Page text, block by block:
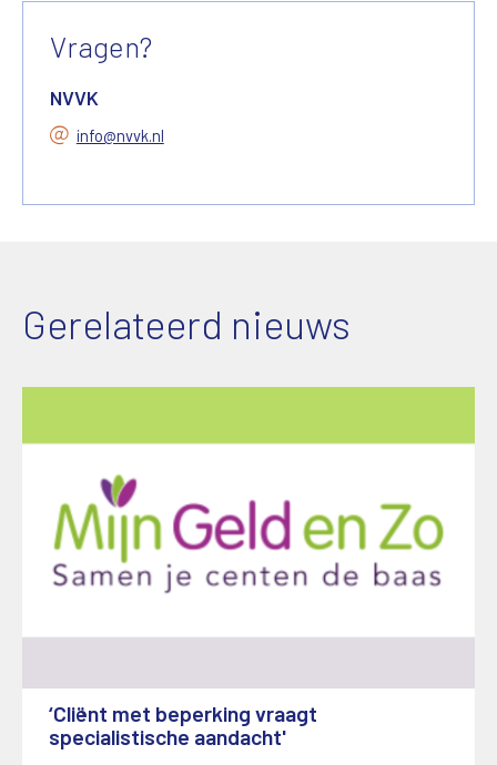
Vragen?
NVVK
info@nvvk.nl
Gerelateerd nieuws
‘Cliënt met beperking vraagt
specialistische aandacht'